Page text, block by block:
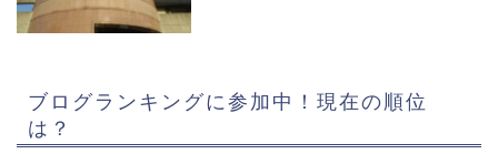
ブログランキングに参加中！現在の順位
は？